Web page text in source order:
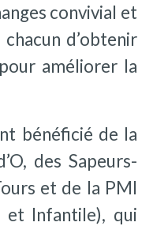
convivial et
d’obtenir
améliorer la
bénéficié de la
des Sapeurs-
et de la PMI
et Infantile), qui